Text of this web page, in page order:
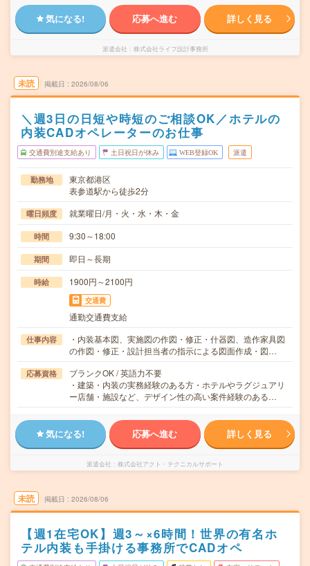
気になる! 応募へ進む 詳しく見る
派遣会社 株式会社ライフ設計事務所
未読 掲載日 2026/08/06
＼週3日の日短や時短のご相談OK／ホテルの
内装CADオペレーターのお仕事
交通費別途支給あり 土日祝日が休み WEB登録OK 派遣
勤務地
東京都港区
表参道駅から徒歩2分
曜日頻度 就業曜日/月・火・水・木・金
時間 9:30～18:00
期間 即日～長期
時給 1900円～2100円
交通費
通勤交通費支給
仕事内容
・内装基本図、実施図の作図・修正・什器図、造作家具図
の作図・修正・設計担当者の指示による図面作成・図…
応募資格
ブランクOK / 英語力不要
・建築・内装の実務経験のある方・ホテルやラグジュアリ
ー店舗・施設など、デザイン性の高い案件経験のある…
気になる! 応募へ進む 詳しく見る
派遣会社 株式会社アクト・テクニカルサポート
未読 掲載日 2026/08/06
【週1在宅OK】週3～×6時間！世界の有名ホ
テル内装も手掛ける事務所でCADオペ